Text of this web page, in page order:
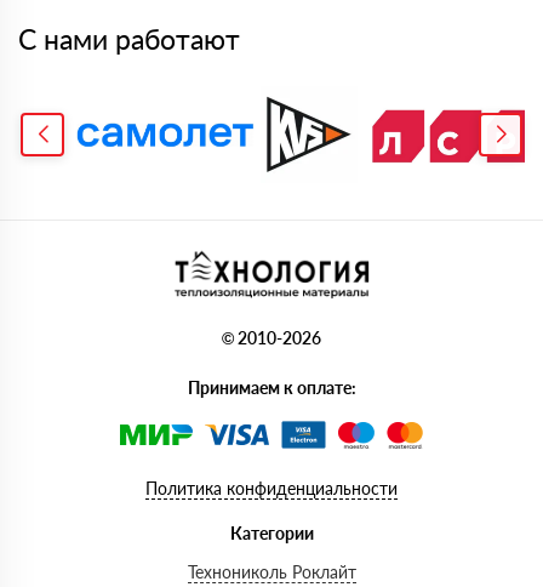
С нами работают
© 2010-2026
Принимаем к оплате:
Политика конфиденциальности
Категории
Технониколь Роклайт